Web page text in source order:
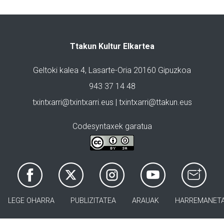
Ttakun Kultur Elkartea
Geltoki kalea 4, Lasarte-Oria 20160 Gipuzkoa
943 37 14 48
txintxarri@txintxarri.eus | txintxarri@ttakun.eus
Codesyntaxek garatua
LEGE OHARRA PUBLIZITATEA ARAUAK